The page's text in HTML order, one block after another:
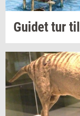
Gu­i­dettur til